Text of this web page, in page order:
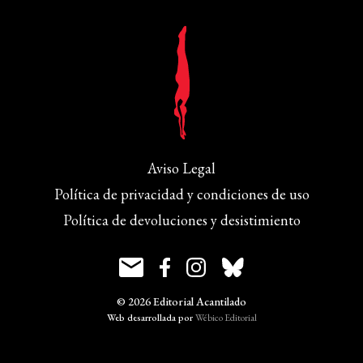
Aviso Legal
Política de privacidad y condiciones de uso
Política de devoluciones y desistimiento
© 2026 Editorial Acantilado
Web desarrollada porWébico Editorial